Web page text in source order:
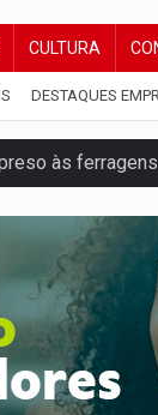
CULTURA
DESTAQUES
às
o fim de
do CV
a APAE para
a drones
Oeste,